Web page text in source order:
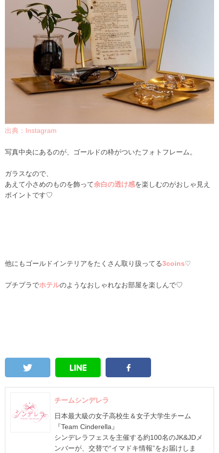
出典：Instagram
写真中央にあるのが、ゴールドの枠がついたフォトフレーム。
ガラスなので、
あえて小さめのものを飾って余白の透け感を楽しむのがおしゃ見え
ポイントです♡
他にもゴールドインテリアをたくさん取り扱ってる3coins♡
プチプラでホテルのようなおしゃれなお部屋を楽しんで♡
チームシンデレラ
日本最大級の女子高校生＆女子大学生チーム
『Team Cinderella』
シンデレラフェスを主催する約100名のJK&JDメ
ンバーが、交替で“イマドキ情報”をお届けしま